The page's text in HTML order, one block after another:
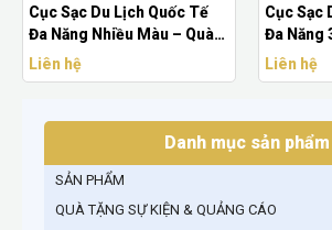
Cục Sạc Du Lịch Quốc Tế
Đa Năng Nhiều Màu – Quà
Tặng Doanh Nghiệp Công
Nghệ Cao Cấp
Liên hệ
Cục Sạc
Đa Năng
Tặng
Cấp
Liên hệ
Danh mục sản phẩm
SẢN PHẨM
QUÀ TẶNG SỰ KIỆN & QUẢNG CÁO